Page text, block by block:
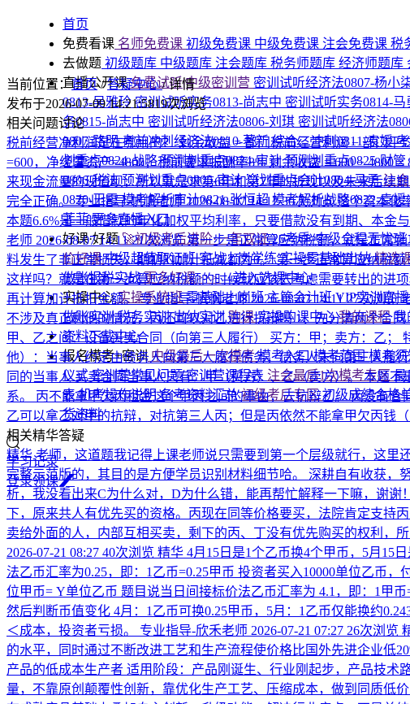
首页
免费看课 名师免费课 初级免费课 中级免费课 注会免费课 税
去做题 初级题库 中级题库 注会题库 税务师题库 经济师题库
直播公开课免费试听|中级密训营 密训试听经济法0807-杨小
0813-吴雅玲密训试听实务0813-尚志中 密训试听实务0814-马
务0815-尚志中 密训试听经济法0806-刘琪 密训试听经济法
0807-路明考前冲刺经济法0810-著新综合二冲刺0811-袁媛
划重点0824-战略预测划重点0824-审计预测划重点0825-财管
0806-税法预测划重点0805-审计💥划重点会计0804-马勇注
0820-王霞模考解析审计0821-张恒超模考解析战略0822-袁媛
菲菲更多直播入口
好课·好题🚀初级考后进阶·一年双证26考季·中级全程无忧班
价好课中级超值取证班实战上岗学练实操零基础出纳精选
做账报税实战更多好课>>>→进入选课中心
实操中心实操系统班零基础上岗班主管会计班VIP实训直
做账实训税务实训出纳实训购课实操购课中心我的课程我
资料下载中心
报名模考+密训中级最后一次模考模考入口模考范围模考
仪式密训营常见问题密训营课程表 注会最后1次模考专区最
表机考操作说明备考资料汇总初级考后专区初级成绩合格
货资料
学习记录
登录领课
当前位置：首页/答疑中心/详情
发布于2026-07-09 14:21:5819次浏览
相关问题讨论
税前经营净利润是在哪用的？剩余收益 = 部门税前经营利润 − 部门平
=600，净经营资产=4800，税前要求报酬率8% 剩余收益 = 600 − 4800 ×
来现金流量的现值呗，所以就是求第6年和第7年的折现以及未来后
完全正确。专业指导-帆帆老师2026-08-07 14:1230次浏览这个资本化
本题6.6%是一般借款的年化加权平均利率，只要借款没有到期、本金
老师 2026-08-07 14:1121次浏览第一步是正常算应纳税额，就是正常
料发生了非正常损失，期初的加计抵减额为0。 第一步正常算应纳税
这样吗？就是在第一步算应纳税额的时候就应该去考虑需要转出的进
再计算加计抵扣金额。专业指导-帆帆老师2026-08-07 14:1127次浏览
不涉及真正利他的情况，丙还可以对乙进行抗辩吗1、先分清两个合
甲、乙之间：设备买卖合同（向第三人履行） 买方：甲；卖方：乙；
他）：当事人约定由债务人向第三人履行债务，债务人未向第三人履
同的当事人 买卖合同当事人只有：甲（买方）、乙（卖方）。 本题
系。 丙不能拿甲欠丙租金这个甲丙之间的事由，去抗辩乙。 丙没有
乙可以拿乙对甲的抗辩，对抗第三人丙；但是丙依然不能拿甲欠丙钱（
相关精华答疑
精华老师，这道题我记得上课老师说只需要到第一个层级就行，这里
完整示范版的，其目的是方便学员识别材料细节哈。 深耕自有收获，
析，我没看出来C为什么对，D为什么错，能再帮忙解释一下嘛，谢谢
下，原来共人有优先买的资格。丙现在同等价格要买，法院肯定支持
卖给外面的人，内部互相买卖，剩下的丙、丁没有优先购买的权利，
2026-07-21 08:27 40次浏览 精华 4月15日是1个乙币换4个甲币，5月15
法乙币汇率为0.25，即：1乙币=0.25甲币 投资者买入10000单位乙币
位甲币= Y单位乙币 题目说当日间接标价法乙币汇率为 4.1，即：1甲
然后判断币值变化 4月：1乙币可换0.25甲币，5月：1乙币仅能换约
＜成本，投资者亏损。
专业指导-欣禾老师 2026-07-21 07:27 26次浏览
的水平，同时通过不断改进工艺和生产流程使价格比国外先进企业低
产品的低成本生产者 适用阶段：产品刚诞生、行业刚起步，产品技
量，不靠原创颠覆性创新，靠优化生产工艺、压缩成本，做到同质低